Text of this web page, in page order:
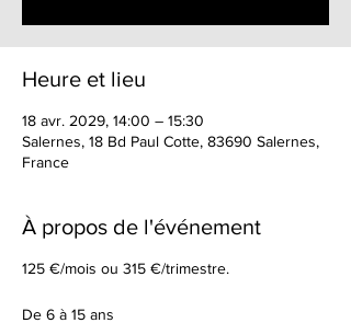
Heure et lieu
18 avr. 2029, 14:00 – 15:30
Salernes, 18 Bd Paul Cotte, 83690 Salernes,
France
À propos de l'événement
125 €/mois ou 315 €/trimestre.
De 6 à 15 ans